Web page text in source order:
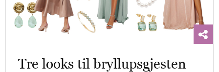
Tre looks til bryllupsgjesten